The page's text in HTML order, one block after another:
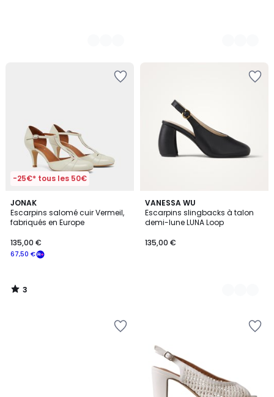
-25€* tous les 50€
JONAK
Escarpins salomé cuir Vermeil,
fabriqués en Europe
67,50 €
135,00 €
3
/
5
3
/
VANESSA WU
Escarpins slingbacks à talon
demi-lune LUNA Loop
135,00 €
4
Couleurs